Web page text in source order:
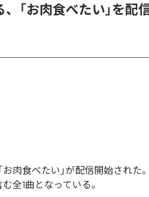
「お肉食べたい」を配
お肉食べたい」が配信開始され
全1曲となっている。